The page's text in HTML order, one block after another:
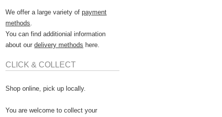
We offer a large variety ofpayment
methods.
You can find additionial information
about ourdelivery methods here.
CLICK & COLLECT
Shop online, pick up locally.
You are welcome to collect your